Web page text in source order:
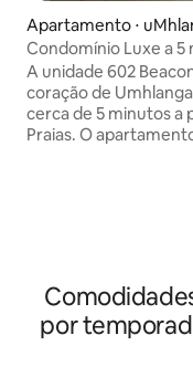
Apartamento ⋅
Condomínio Luxe a 5
Praia e Aldeia de
A unidade 602
coração de Umhlanga
cerca de 5 minutos a
Praias. O
tem uma máquina
roupa. A unidade
TV. O pátio da frente
jantar para 4
por